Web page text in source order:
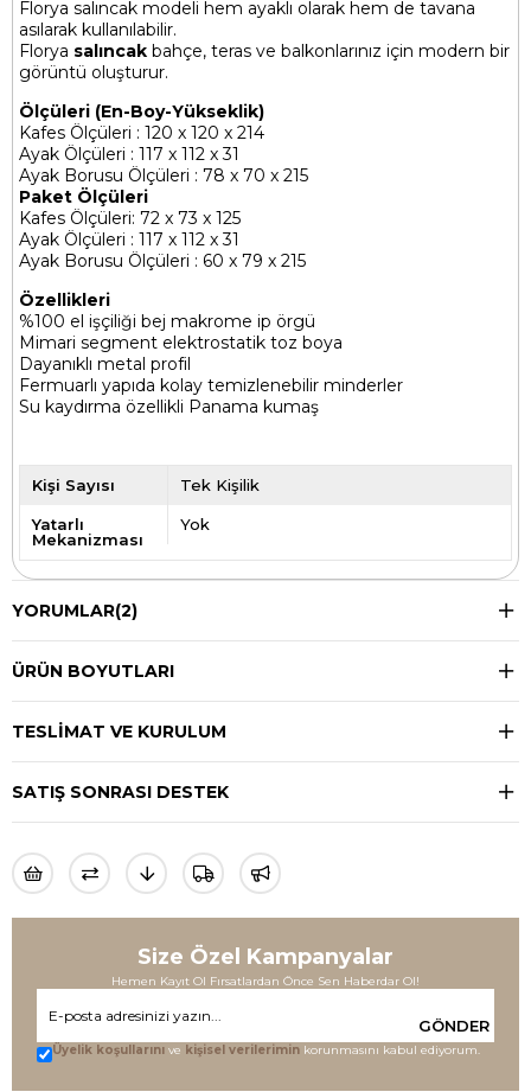
Florya salıncak modeli hem ayaklı olarak hem de tavana
asılarak kullanılabilir.
Florya salıncak bahçe, teras ve balkonlarınız için modern bir
görüntü oluşturur.
Ölçüleri (En-Boy-Yükseklik)
Kafes Ölçüleri : 120 x 120 x 214
Ayak Ölçüleri : 117 x 112 x 31
Ayak Borusu Ölçüleri : 78 x 70 x 215
Paket Ölçüleri
Kafes Ölçüleri: 72 x 73 x 125
Ayak Ölçüleri : 117 x 112 x 31
Ayak Borusu Ölçüleri : 60 x 79 x 215
Özellikleri
%100 el işçiliği bej makrome ip örgü
Mimari segment elektrostatik toz boya
Dayanıklı metal profil
Fermuarlı yapıda kolay temizlenebilir minderler
Su kaydırma özellikli Panama kumaş
Kişi Sayısı Tek Kişilik
Yatarlı
Mekanizması
Yok
YORUMLAR(2)
ÜRÜN BOYUTLARI
TESLIMAT VE KURULUM
SATIŞ SONRASI DESTEK
Size Özel Kampanyalar
Hemen Kayıt Ol Fırsatlardan Önce Sen Haberdar Ol!
GÖNDER
Üyelik koşullarını ve kişisel verilerimin korunmasını kabul ediyorum.